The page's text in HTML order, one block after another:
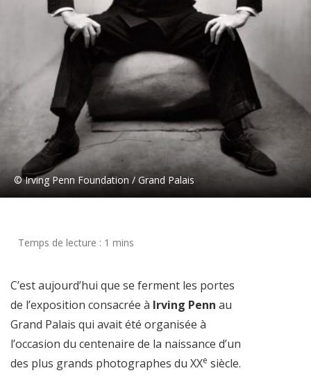
© Irving Penn Foundation / Grand Palais
C’est aujourd’hui que se ferment les portes
de l’exposition consacrée à Irving Penn au
Grand Palais qui avait été organisée à
l’occasion du centenaire de la naissance d’un
des plus grands photographes du XXe siècle.